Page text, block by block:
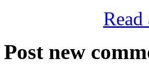
Post new